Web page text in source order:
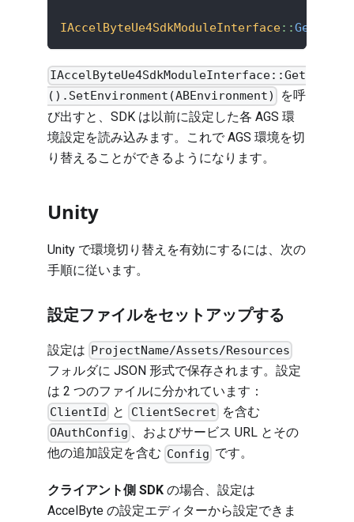
IAccelByteUe4SdkModuleInterface::Get
IAccelByteUe4SdkModuleInterface::Get
().SetEnvironment(ABEnvironment)
を呼
び出すと、SDK は以前に設定した各 AGS 環
境設定を読み込みます。これで AGS 環境を切
り替えることができるようになります。
Unity
Unity で環境切り替えを有効にするには、次の
手順に従います。
設定ファイルをセットアップする
設定は ProjectName/Assets/Resources
フォルダに JSON 形式で保存されます。設定
は 2 つのファイルに分かれています：
ClientId と ClientSecret を含む
OAuthConfig 、およびサービス URL とその
他の追加設定を含む Config です。
クライアント側 SDK の場合、設定は
AccelByte の設定エディターから設定できま